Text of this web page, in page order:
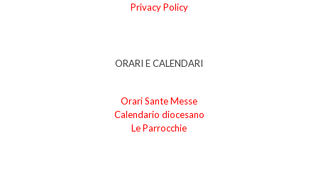
Privacy Policy
ORARI E CALENDARI
Orari Sante Messe
Calendario diocesano
Le Parrocchie